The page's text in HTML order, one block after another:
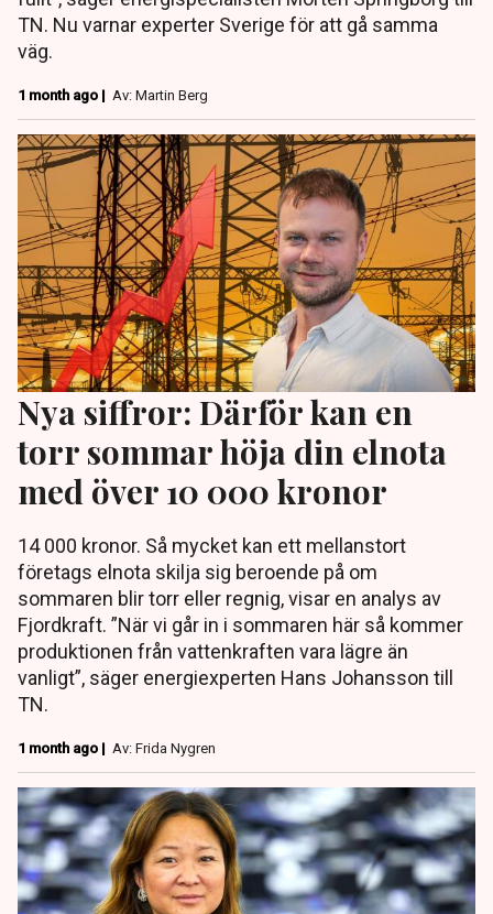
TN. Nu varnar experter Sverige för att gå samma
väg.
1 month ago | Av: Martin Berg
Nya siffror: Därför kan en
torr sommar höja din elnota
med över 10 000 kronor
14 000 kronor. Så mycket kan ett mellanstort
företags elnota skilja sig beroende på om
sommaren blir torr eller regnig, visar en analys av
Fjordkraft. ”När vi går in i sommaren här så kommer
produktionen från vattenkraften vara lägre än
vanligt”, säger energiexperten Hans Johansson till
TN.
1 month ago | Av: Frida Nygren